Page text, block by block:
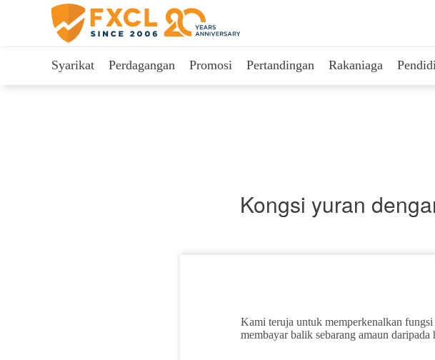
Syarikat Perdagangan Promosi Pertandingan Rakaniaga
Kongsi yuran
Kami teruja untuk memperkenalkan
membayar balik sebarang amaun